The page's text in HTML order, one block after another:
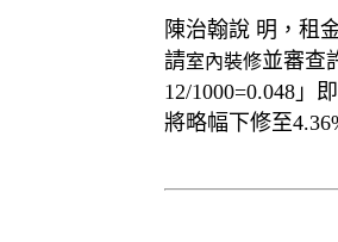
陳治翰說 明，租
請室內裝修並審查
12/1000=0.048」
將略幅下修至